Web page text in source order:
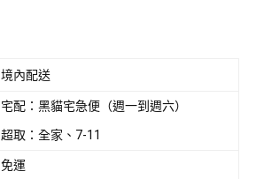
境內配送
宅配：黑貓宅急便（週一到週六）
超取：全家、7-11
免運